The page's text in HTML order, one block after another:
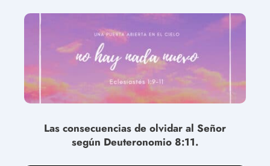
Las consecuencias de olvidar al Señor
según Deuteronomio 8:11.